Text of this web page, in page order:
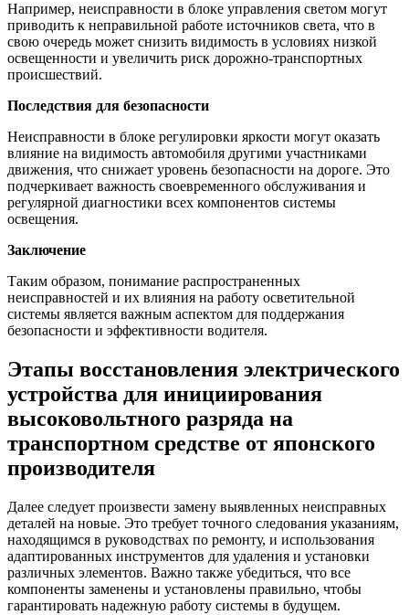
Например, неисправности в блоке управления светом могут
приводить к неправильной работе источников света, что в
свою очередь может снизить видимость в условиях низкой
освещенности и увеличить риск дорожно-транспортных
происшествий.
Последствия для безопасности
Неисправности в блоке регулировки яркости могут оказать
влияние на видимость автомобиля другими участниками
движения, что снижает уровень безопасности на дороге. Это
подчеркивает важность своевременного обслуживания и
регулярной диагностики всех компонентов системы
освещения.
Заключение
Таким образом, понимание распространенных
неисправностей и их влияния на работу осветительной
системы является важным аспектом для поддержания
безопасности и эффективности водителя.
Этапы восстановления электрического
устройства для инициирования
высоковольтного разряда на
транспортном средстве от японского
производителя
Далее следует произвести замену выявленных неисправных
деталей на новые. Это требует точного следования указаниям,
находящимся в руководствах по ремонту, и использования
адаптированных инструментов для удаления и установки
различных элементов. Важно также убедиться, что все
компоненты заменены и установлены правильно, чтобы
гарантировать надежную работу системы в будущем.